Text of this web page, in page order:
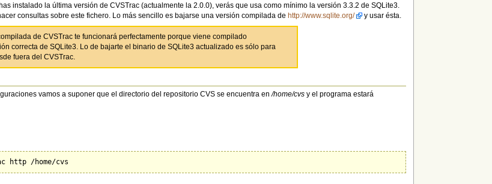
instalado la última versión de CVSTrac (actualmente la 2.0.0), verás que usa como mínimo la versión 3.3.2 de SQLite3.
consultas sobre este fichero. Lo más sencillo es bajarse una versión compilada dehttp://www.sqlite.org/ y usar ésta.
de CVSTrac te funcionará perfectamente porque viene compilado
correcta de SQLite3. Lo de bajarte el binario de SQLite3 actualizado es sólo para
fuera del CVSTrac.
vamos a suponer que el directorio del repositorio CVS se encuentra en/home/cvs y el programa estará